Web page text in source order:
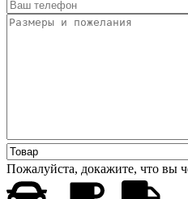
Пожалуйста, докажите, что вы